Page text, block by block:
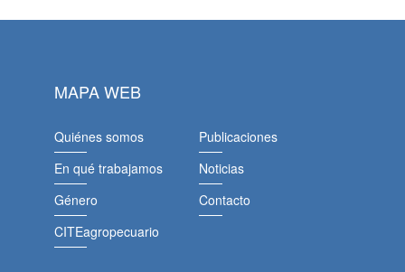
MAPA WEB
Quiénes somos
En qué trabajamos
Género
CITEagropecuario
Publicaciones
Noticias
Contacto